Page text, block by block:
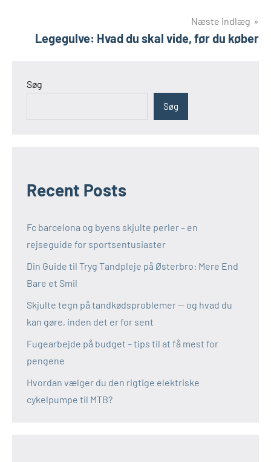
Næste indlæg
Legegulve: Hvad du skal vide, før du køber
Søg
Søg
Recent Posts
Fc barcelona og byens skjulte perler – en
rejseguide for sportsentusiaster
Din Guide til Tryg Tandpleje på Østerbro: Mere End
Bare et Smil
Skjulte tegn på tandkødsproblemer — og hvad du
kan gøre, inden det er for sent
Fugearbejde på budget – tips til at få mest for
pengene
Hvordan vælger du den rigtige elektriske
cykelpumpe til MTB?